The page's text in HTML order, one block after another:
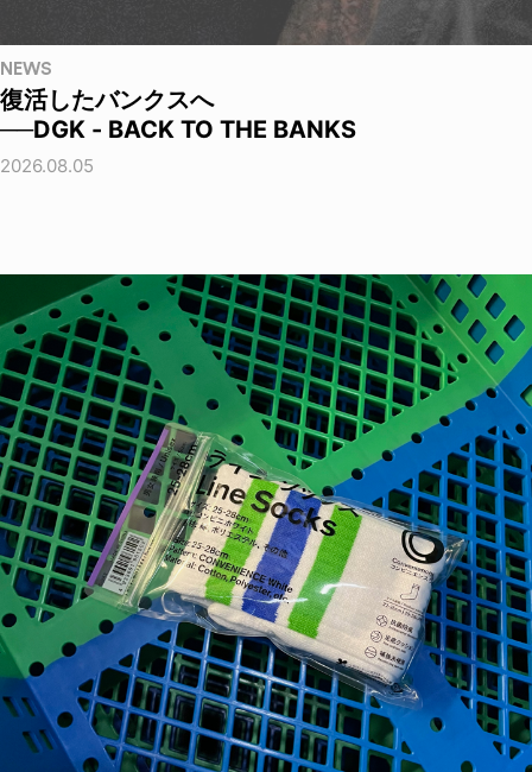
NEWS
復活したバンクスへ
──DGK - BACK TO THE BANKS
2026.08.05